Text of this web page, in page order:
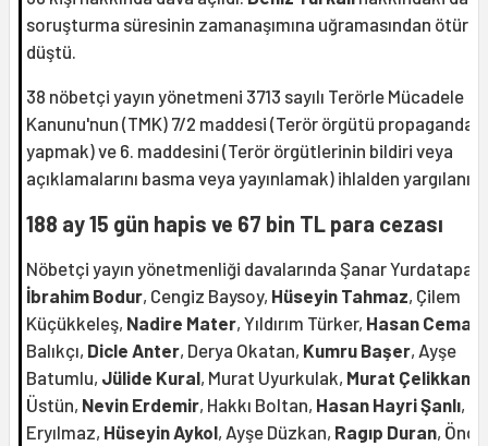
soruşturma süresinin zamanaşımına uğramasından ötürü
düştü.
38 nöbetçi yayın yönetmeni 3713 sayılı Terörle Mücadele
Kanunu'nun (TMK) 7/2 maddesi (Terör örgütü propagandası
yapmak) ve 6. maddesini (Terör örgütlerinin bildiri veya
açıklamalarını basma veya yayınlamak) ihlalden
188 ay 15 gün hapis ve 67 bin TL para cezası
Nöbetçi yayın yönetmenliği davalarında Şanar Yurdatapan,
İbrahim Bodur, Cengiz Baysoy, Hüseyin Tahmaz, Çilem
Küçükkeleş, Nadire Mater, Yıldırım Türker, Hasan Cemal
Balıkçı, Dicle Anter, Derya Okatan, Kumru Başer, Ayşe
Batumlu, Jülide Kural, Murat Uyurkulak, Murat Çelikkan
Üstün, Nevin Erdemir, Hakkı Boltan, Hasan Hayri Şanlı,
Eryılmaz, Hüseyin Aykol, Ayşe Düzkan, Ragıp Duran, Öncü